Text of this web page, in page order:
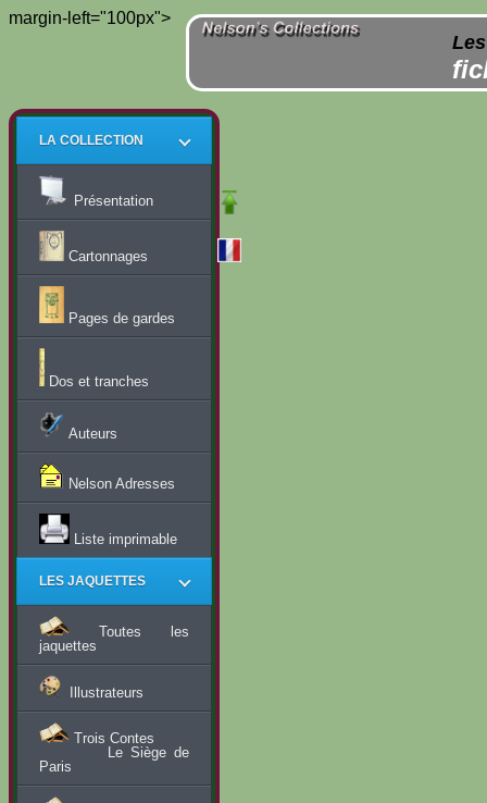
margin-left="100px">
LA COLLECTION
Présentation
Cartonnages
Pages de gardes
Dos et tranches
Auteurs
Nelson Adresses
Liste imprimable
LES JAQUETTES
Toutes les
jaquettes
Illustrateurs
Trois Contes
Le Siège de
Paris